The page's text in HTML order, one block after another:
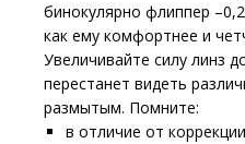
бинокулярно флиппер
как ему комфортнее и
Увеличивайте силу линз
перестанет видеть
размытым. Помните:
в отличие от